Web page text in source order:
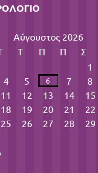
Αύγουστος 2026
Τ Π Π Σ
1
4
5 6 7 8
11
12 13 14 15
18
19 20 21 22
25
26 27 28 29